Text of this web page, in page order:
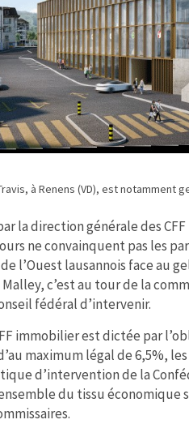
à Renens (VD), est notamment
la direction générale des CFF
ne convainquent pas les
l’Ouest lausannois face au
c’est au tour de la
fédéral d’intervenir.
immobilier est dictée par
maximum légal de 6,5%,
d’intervention de la
du tissu